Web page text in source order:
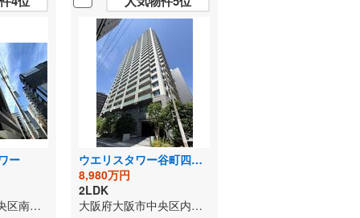
ー
大阪府大阪市中央区南本町1丁目
ウエリスタワー谷町四丁目
8,980万円
2LDK
大阪府大阪市中央区内本町2丁目